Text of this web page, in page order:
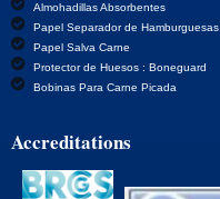
Bienvenidos a CoCopac
Almohadillas Absorbentes
Papel Separador de Hamburguesas
Papel Salva Carne
Protector de Huesos : Boneguard
Bobinas Para Carne Picada
Accreditations